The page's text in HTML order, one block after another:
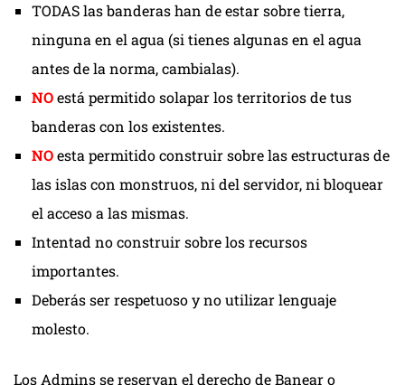
TODAS las banderas han de estar sobre tierra,
ninguna en el agua (si tienes algunas en el agua
antes de la norma, cambialas).
NOestá permitido solapar los territorios de tus
banderas con los existentes.
NOesta permitido construir sobre las estructuras de
las islas con monstruos, ni del servidor, ni bloquear
el acceso a las mismas.
Intentad no construir sobre los recursos
importantes.
Deberás ser respetuoso y no utilizar lenguaje
molesto.
Los Admins se reservan el derecho de Banear o